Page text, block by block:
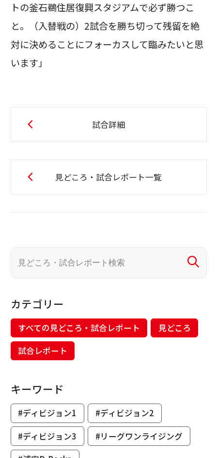
トの釜石鵜住居復興スタジアムで必ず勝つこ
と。（入替戦の）2試合を勝ち切って残留を絶
対に決めることにフォーカスして臨みたいと思
います」
試合詳細
見どころ・試合レポート一覧
カテゴリー
すべての見どころ・試合レポート
見どころ
試合レポート
キーワード
#ディビジョン1
#ディビジョン2
#ディビジョン3
#リーグワンライジング